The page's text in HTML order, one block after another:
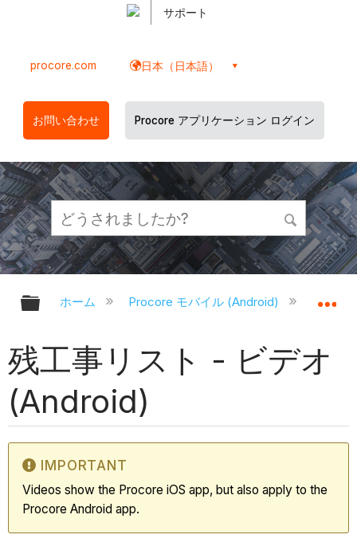
サポート
procore.com 日本（日本語）
お問い合わせ Procore アプリケーション ログイン
グローバル階層を展開/折りたたむ
ホーム Procore モバイル (Android)
残工事リスト - ビデオ
(Android)
IMPORTANT
Videos show the Procore iOS app, but also apply to the
Procore Android app.